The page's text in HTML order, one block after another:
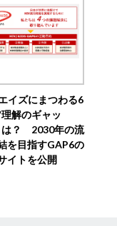
イズにまつわる6
解のギャッ
は？ 2030年の流
を目指すGAP6の
イトを公開